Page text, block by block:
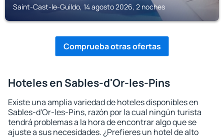
Saint-Cast-le-Guildo, 14 agosto 2026, 2 noches
Comprueba otras ofertas
Hoteles en Sables-d'Or-les-Pins
Existe una amplia variedad de hoteles disponibles en
Sables-d'Or-les-Pins, razón por la cual ningún turista
tendrá problemas a la hora de encontrar algo que se
ajuste a sus necesidades. ¿Prefieres un hotel de alto